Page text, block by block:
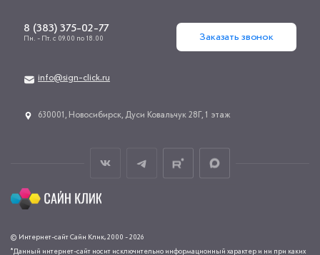
8 (383) 375-02-77
Пн. - Пт. с 09.00 по 18.00 Заказать звонок
info@sign-click.ru
​630001, Новосибирск, Дуси Ковальчук 28Г, 1 этаж
© Интернет-сайт Сайн Клик, 2000 - 2026
*Данный интернет-сайт носит исключительно информационный характер и ни при каких